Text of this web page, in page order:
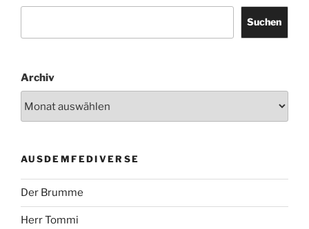
Suchen
Archiv
AUSDEMFEDIVERSE
Der Brumme
Herr Tommi